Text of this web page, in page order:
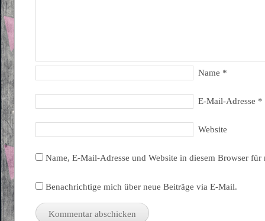
Name *
E-Mail-Adresse *
Website
Name, E-Mail-Adresse und Website in diesem Browser
Benachrichtige mich über neue Beiträge via E-Mail.